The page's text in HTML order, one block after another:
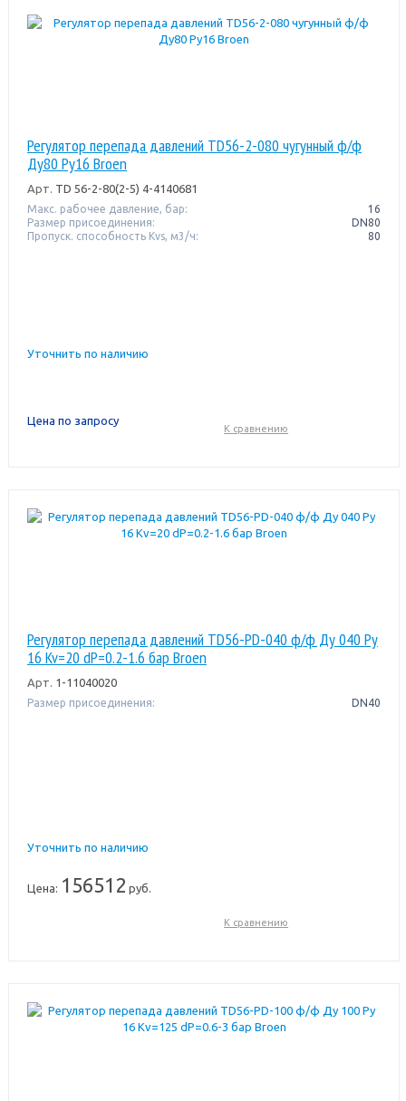
Регулятор перепада давлений TD56-2-080 чугунный ф/ф
Ду80 Ру16 Broen
Арт. TD 56-2-80(2-5) 4-4140681
Макс. рабочее давление, бар:
16
Размер присоединения:
DN80
Пропуск. способность Kvs, м3/ч:
80
Уточнить по наличию
Цена по запросу
К сравнению
Регулятор перепада давлений TD56-PD-040 ф/ф Ду 040 Ру
16 Kv=20 dP=0.2-1.6 бар Broen
Арт. 1-11040020
Размер присоединения: DN40
Уточнить по наличию
Цена: 156512 руб.
К сравнению